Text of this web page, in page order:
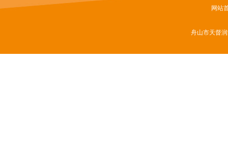
网站
舟山市天督